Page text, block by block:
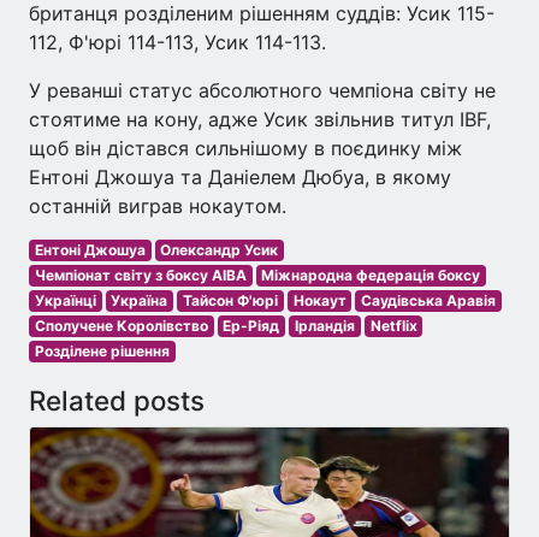
британця розділеним рішенням суддів: Усик 115-
112, Ф'юрі 114-113, Усик 114-113.
У реванші статус абсолютного чемпіона світу не
стоятиме на кону, адже Усик звільнив титул IBF,
щоб він дістався сильнішому в поєдинку між
Ентоні Джошуа та Даніелем Дюбуа, в якому
останній виграв нокаутом.
Ентоні Джошуа
Олександр Усик
Чемпіонат світу з боксу AIBA
Міжнародна федерація боксу
Українці
Україна Тайсон Ф'юрі Нокаут
Саудівська Аравія
Сполучене Королівство
Ер-Ріяд Ірландія
Netflix
Розділене рішення
Related posts